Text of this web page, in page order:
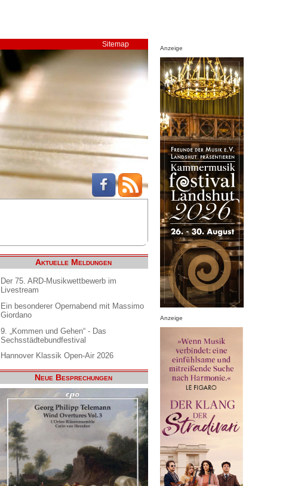
Sitemap
Aktuelle Meldungen
Der 75. ARD-Musikwettbewerb im
Livestream
Ein besonderer Opernabend mit Massimo
Giordano
9. „Kommen und Gehen“ - Das
Sechsstädtebundfestival
Hannover Klassik Open-Air 2026
Neue Besprechungen
Anzeige
Anzeige